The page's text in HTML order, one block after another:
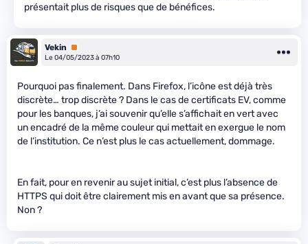
présentait plus de risques que de bénéfices.
Vekin
Premium
Le 04/05/2023 à 07h10
Pourquoi pas finalement. Dans Firefox, l’icône est déjà très
discrète… trop discrète ? Dans le cas de certificats EV, comme
pour les banques, j’ai souvenir qu’elle s’affichait en vert avec
un encadré de la même couleur qui mettait en exergue le nom
de l’institution. Ce n’est plus le cas actuellement, dommage.
En fait, pour en revenir au sujet initial, c’est plus l’absence de
HTTPS qui doit être clairement mis en avant que sa présence.
Non ?